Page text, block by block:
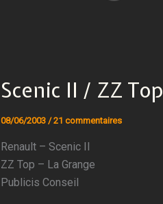
Scenic II / ZZ Top
08/06/2003/21 commentaires
Renault – Scenic II
ZZ Top – La Grange
Publicis Conseil